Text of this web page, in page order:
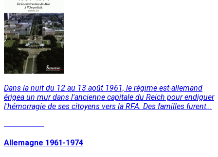
Dans la nuit du 12 au 13 août 1961, le régime est-allemand
érigea un mur dans l'ancienne capitale du Reich pour endiguer
l'hémorragie de ses citoyens vers la RFA. Des familles furent...
Allemagne 1961-1974